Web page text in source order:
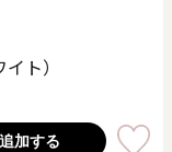
ト）
追加する